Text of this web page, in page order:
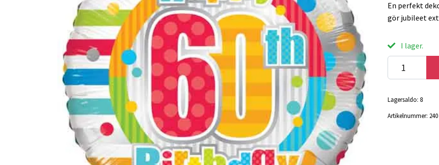
En perfekt
gör jubileet
I lager.
Lagersaldo: 8
Artikelnummer: